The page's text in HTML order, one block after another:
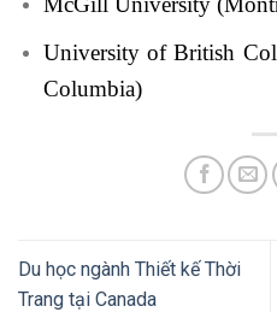
University of British
Columbia)
Du học ngành Thiết kế Thời
Trang tại Canada